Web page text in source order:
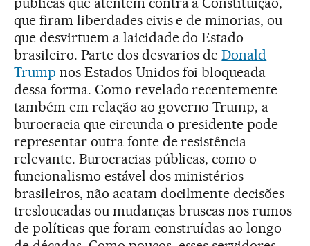
que firam liberdades civis e de minorias, ou
que desvirtuem a laicidade do Estado
brasileiro. Parte dos desvarios deDonald
Trump nos Estados Unidos foi bloqueada
dessa forma. Como revelado recentemente
também em relação ao governo Trump, a
burocracia que circunda o presidente pode
representar outra fonte de resistência
relevante. Burocracias públicas, como o
funcionalismo estável dos ministérios
brasileiros, não acatam docilmente decisões
tresloucadas ou mudanças bruscas nos rumos
de políticas que foram construídas ao longo